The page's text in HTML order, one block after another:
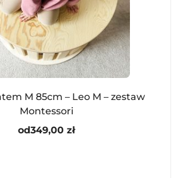
M 85cm – Leo M – zestaw
Montessori
od349,00 zł